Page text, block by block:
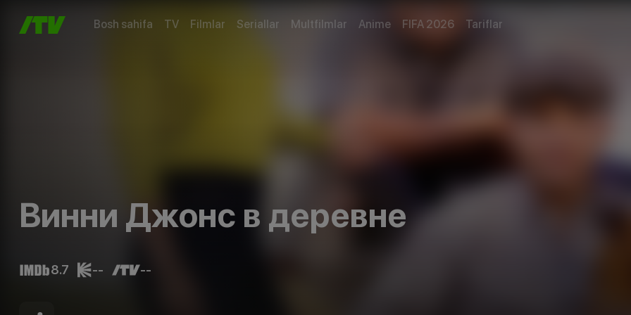
Bosh sahifa TV Filmlar Seriallar Multfilmlar Anime FIFA 2026 Tariflar
Винни Джонс в деревне
8.7 -- --